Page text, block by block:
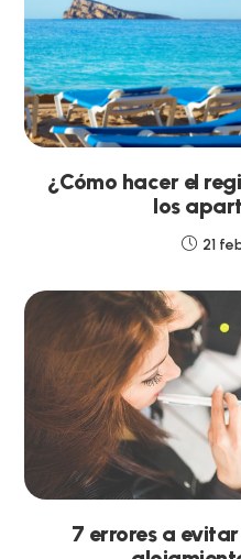
¿Cómo hacer el
los
21
7 errores a